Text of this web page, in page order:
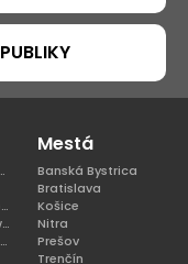
Col. Douglas Macgregor, Ph.D
Judge Andrew Napolitano
Tucker Carlson Network
INFOWARS (Alex Jones)
Mestá
Banská Bystrica
Bratislava
Košice
Nitra
Prešov
Trenčín